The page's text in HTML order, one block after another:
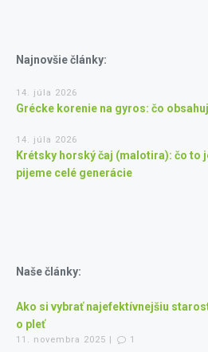
Najnovšie články:
14. júla 2026
Grécke korenie na gyros: čo
14. júla 2026
Krétsky horský čaj (malotira): čo to
pijeme celé generácie
Naše články:
Ako si vybrať najefektívnejšiu
o pleť
11. novembra 2025 | 1